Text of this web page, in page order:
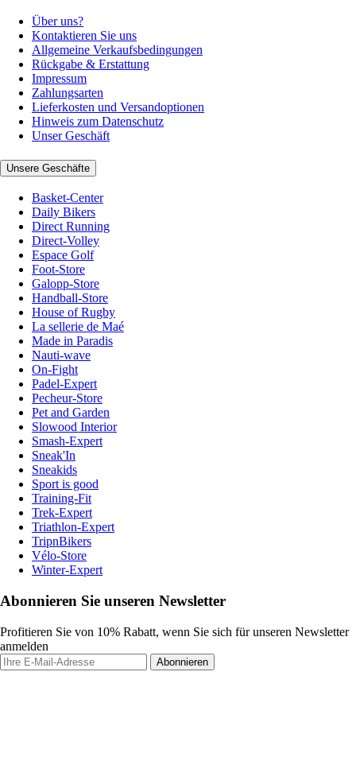
Über uns?
Kontaktieren Sie uns
Allgemeine Verkaufsbedingungen
Rückgabe & Erstattung
Impressum
Zahlungsarten
Lieferkosten und Versandoptionen
Hinweis zum Datenschutz
Unser Geschäft
Unsere Geschäfte
Basket-Center
Daily Bikers
Direct Running
Direct-Volley
Espace Golf
Foot-Store
Galopp-Store
Handball-Store
House of Rugby
La sellerie de Maé
Made in Paradis
Nauti-wave
On-Fight
Padel-Expert
Pecheur-Store
Pet and Garden
Slowood Interior
Smash-Expert
Sneak'In
Sneakids
Sport is good
Training-Fit
Trek-Expert
Triathlon-Expert
TripnBikers
Vélo-Store
Winter-Expert
Abonnieren Sie unseren Newsletter
Profitieren Sie von 10% Rabatt, wenn Sie sich für unseren Newsletter
anmelden
Abonnieren